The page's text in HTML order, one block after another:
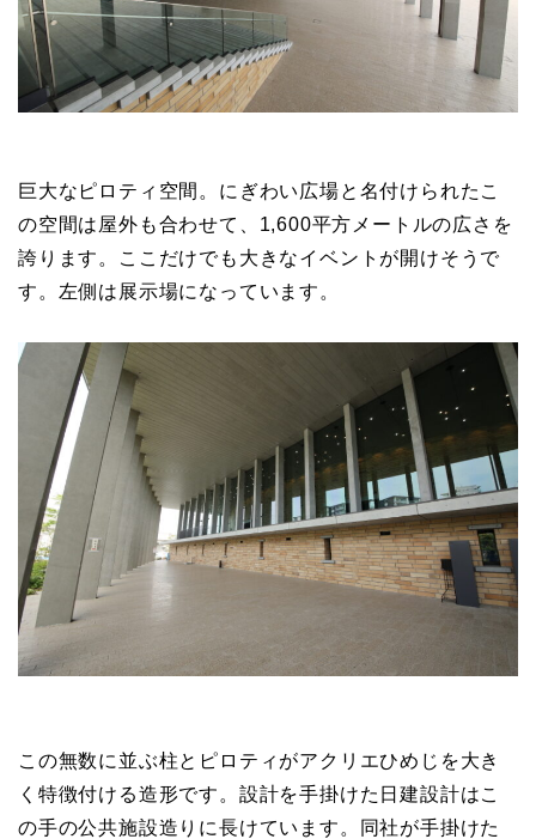
巨大なピロティ空間。にぎわい広場と名付けられたこ
の空間は屋外も合わせて、1,600平方メートルの広さを
誇ります。ここだけでも大きなイベントが開けそうで
す。左側は展示場になっています。
この無数に並ぶ柱とピロティがアクリエひめじを大き
く特徴付ける造形です。設計を手掛けた日建設計はこ
の手の公共施設造りに長けています。同社が手掛けた